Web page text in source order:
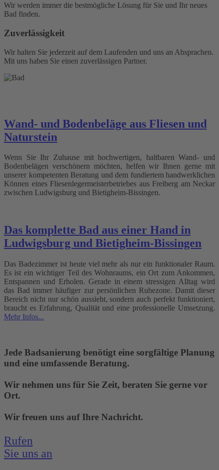
Wir werden immer die bestmögliche Lösung für Sie und Ihr neues
Bad finden.
Zuverlässigkeit
Wir halten Sie jederzeit auf dem Laufenden und uns an Absprachen.
Mit uns haben Sie einen zuverlässigen Partner.
Wand- und Bodenbeläge aus Fliesen und
Naturstein
Wenn Sie Ihr Zuhause mit hochwertigen, haltbaren Wand- und
Bodenbelägen verschönern möchten, helfen wir Ihnen gerne mit
unserer kompetenten Beratung und dem fundiertem handwerklichen
Können eines Fliesenlegermeisterbetriebes aus Freiberg am Neckar
zwischen Ludwigsburg und Bietigheim-Bissingen.
Das komplette Bad aus einer Hand in
Ludwigsburg und Bietigheim-Bissingen
Das Badezimmer ist heute viel mehr als nur ein funktionaler Raum.
Es ist ein wichtiger Teil des Wohnraums, ein Ort zum Ankommen,
Entspannen und Erholen. Gerade in einem stressigen Alltag wird
das Bad immer häufiger zur persönlichen Ruhezone. Damit dieser
Bereich nicht nur schön aussieht, sondern auch perfekt funktioniert,
braucht es Erfahrung, Qualität und eine professionelle Umsetzung.
Mehr Infos...
Jede Badsanierung benötigt eine sorgfältige Planung
und eine umfassende Beratung.
Wir nehmen uns für Sie Zeit, beraten Sie gerne vor
Ort.
Wir freuen uns auf Ihre Nachricht.
Rufen
Sie uns an